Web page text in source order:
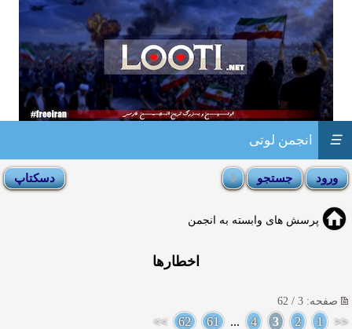
انجمن لوتی ☰
پرسش های وابسته به انجمن
اخطارها
صفحه: 3 / 62
<<
1
2
3
4
...
61
62
>>